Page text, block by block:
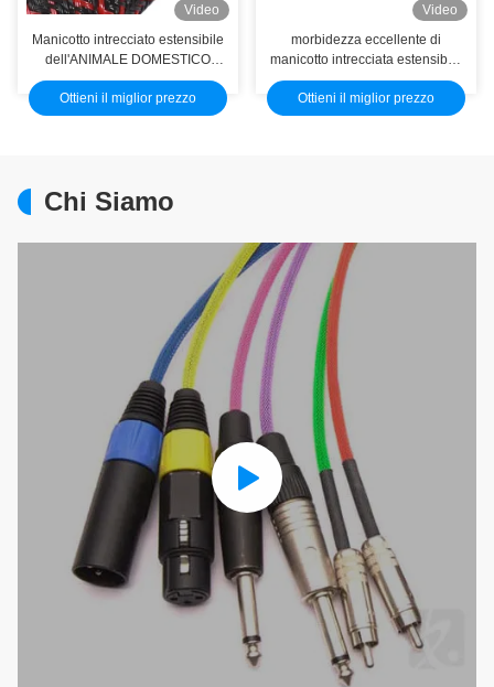
Video
Manicotto intrecciato estensibile
dell'ANIMALE DOMESTICO
libero dell'alogeno per i tubi
flessibili dell'aspirapolvere
Ottieni il miglior prezzo
Video
morbidezza eccellente di
manicotto intrecciata estensibile
di dimensione su ordinazione
ANIMALE DOMESTICO
nero/grigio di 20MM
Ottieni il miglior prezzo
Chi Siamo